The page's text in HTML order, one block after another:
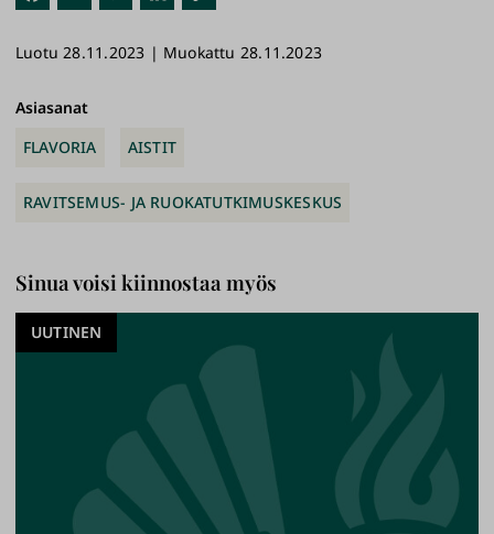
ok
y
n
link
Luotu 28.11.2023 | Muokattu 28.11.2023
Asiasanat
FLAVORIA
AISTIT
RAVITSEMUS- JA RUOKATUTKIMUSKESKUS
Sinua voisi kiinnostaa myös
UUTINEN